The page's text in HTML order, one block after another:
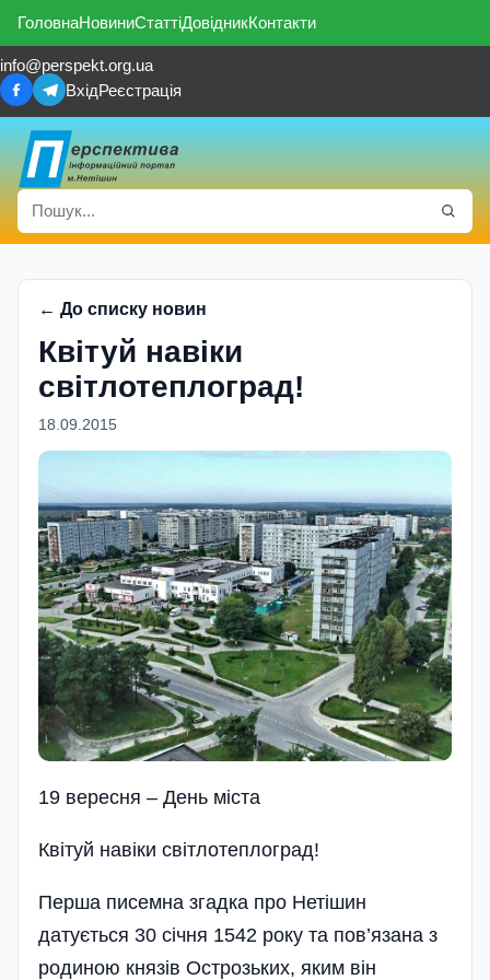
ГоловнаНовиниСтаттіДовідникКонтакти
info@perspekt.org.ua
ВхідРеєстрація
← До списку новин
Квiтуй навiки
свiтлотеплоград!
18.09.2015
19 вересня – День мiста
Квiтуй навiки свiтлотеплоград!
Перша писемна згадка про Нетішин
датується 30 січня 1542 року та пов’язана з
родиною князів Остро­зьких, яким він